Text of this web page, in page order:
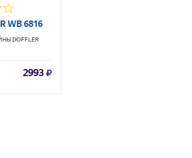
WB 6816
DOFFLER
2993